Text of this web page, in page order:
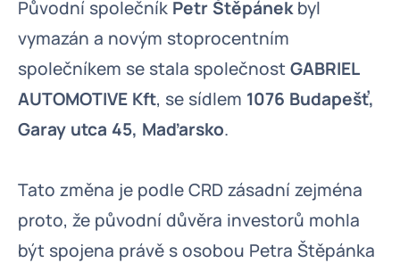
Původní společník Petr Štěpánekbyl
vymazán a novým stoprocentním
společníkem se stala společnostGABRIEL
AUTOMOTIVE Kft, se sídlem 1076 Budapešť,
Garay utca 45, Maďarsko.
Tato změna je podle CRD zásadní zejména
proto, že původní důvěra investorů mohla
být spojena právě s osobou Petra Štěpánka